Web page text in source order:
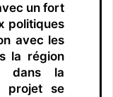
un fort
politiques
avec les
la région
dans la
projet se